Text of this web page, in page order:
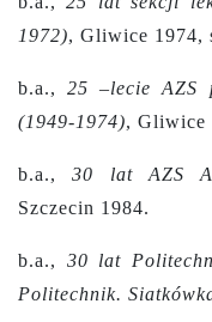
1972), Gliwice 1974,
b.a.,25 –lecie AZS
(1949-1974), Gliwice
b.a.,30 lat AZS
Szczecin 1984.
b.a., 30 lat
Politechnik.